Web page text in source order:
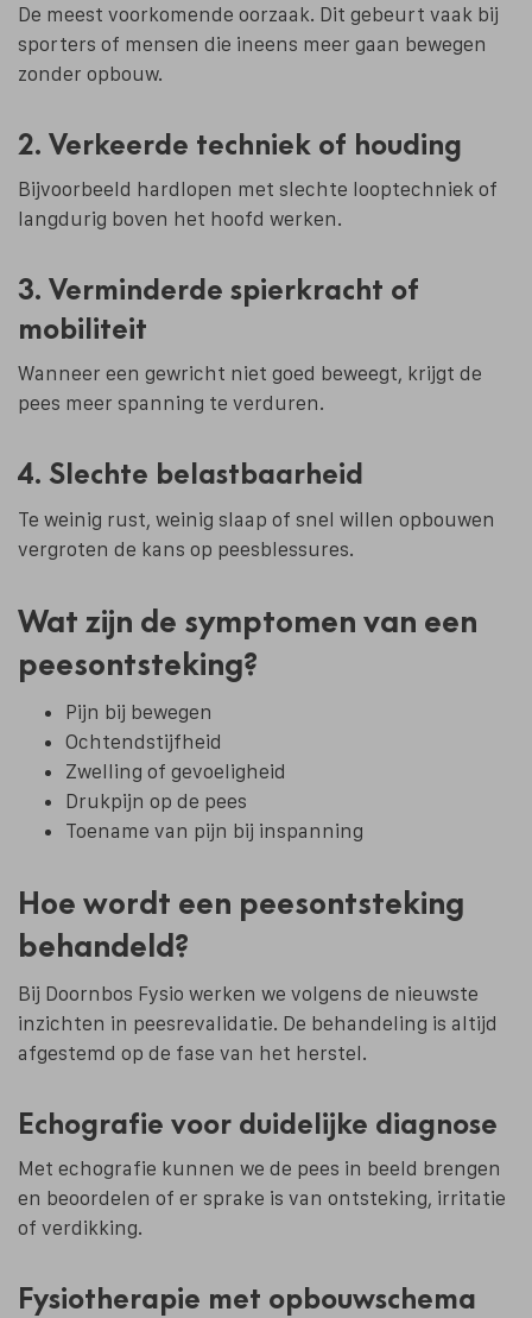
De meest voorkomende oorzaak. Dit gebeurt vaak bij
sporters of mensen die ineens meer gaan bewegen
zonder opbouw.
2. Verkeerde techniek of houding
Bijvoorbeeld hardlopen met slechte looptechniek of
langdurig boven het hoofd werken.
3. Verminderde spierkracht of
mobiliteit
Wanneer een gewricht niet goed beweegt, krijgt de
pees meer spanning te verduren.
4. Slechte belastbaarheid
Te weinig rust, weinig slaap of snel willen opbouwen
vergroten de kans op peesblessures.
Wat zijn de symptomen van een
peesontsteking?
Pijn bij bewegen
Ochtendstijfheid
Zwelling of gevoeligheid
Drukpijn op de pees
Toename van pijn bij inspanning
Hoe wordt een peesontsteking
behandeld?
Bij Doornbos Fysio werken we volgens de nieuwste
inzichten in peesrevalidatie. De behandeling is altijd
afgestemd op de fase van het herstel.
Echografie voor duidelijke diagnose
Met echografie kunnen we de pees in beeld brengen
en beoordelen of er sprake is van ontsteking, irritatie
of verdikking.
Fysiotherapie met opbouwschema